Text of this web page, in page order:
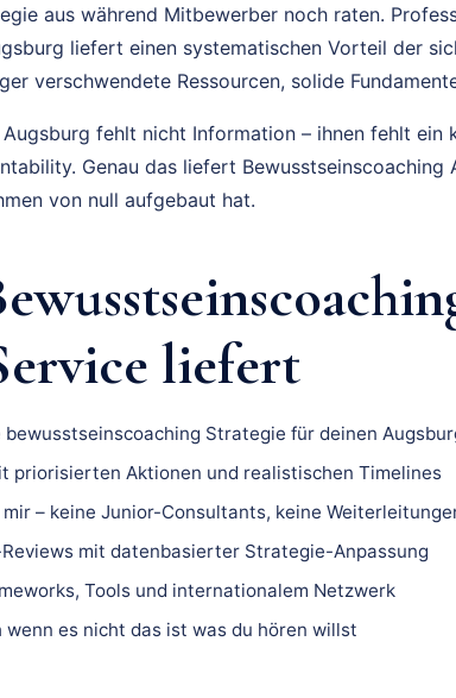
aus während Mitbewerber noch raten.
liefert einen systematischen Vorteil der
verschwendete Ressourcen, solide
fehlt nicht Information – ihnen fehlt ein
Genau das liefert Bewusstseinscoaching
von null aufgebaut hat.
liefert
Strategie für deinen
priorisierten Aktionen und realistischen Timelines
– keine Junior-Consultants, keine
mit datenbasierter Strategie-Anpassung
Tools und internationalem Netzwerk
wenn es nicht das ist was du hören willst